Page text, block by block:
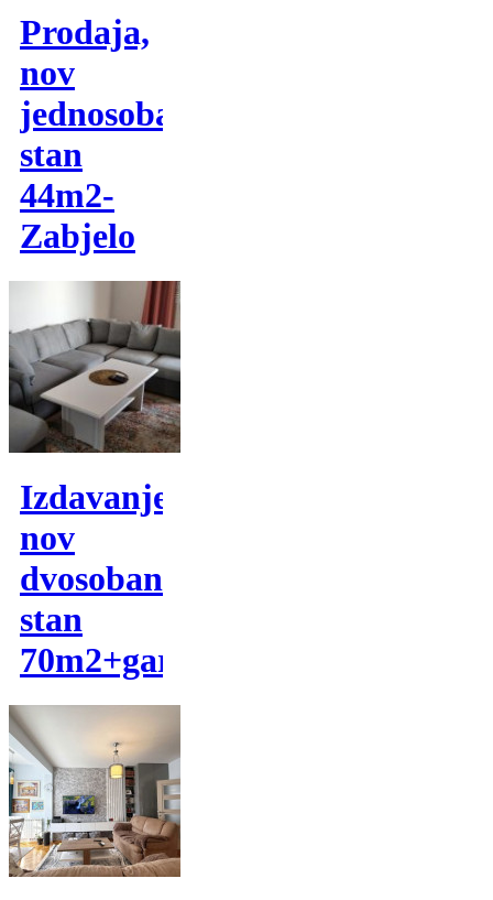
Prodaja,
nov
jednosoban
stan
44m2-
Zabjelo
Izdavanje,
nov
dvosoban
stan
70m2+garaza